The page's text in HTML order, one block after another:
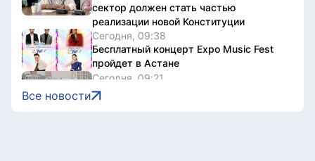
сектор должен стать частью
реализации новой Конституции
Сегодня, 09:38
Бесплатный концерт Expo Music Fest
пройдет в Астане
Сегодня, 09:21
Казахстан стал лучшей страной
Все новости